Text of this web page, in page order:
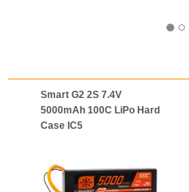
Smart G2 2S 7.4V
5000mAh 100C LiPo Hard
Case IC5